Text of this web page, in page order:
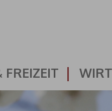
FREIZEIT